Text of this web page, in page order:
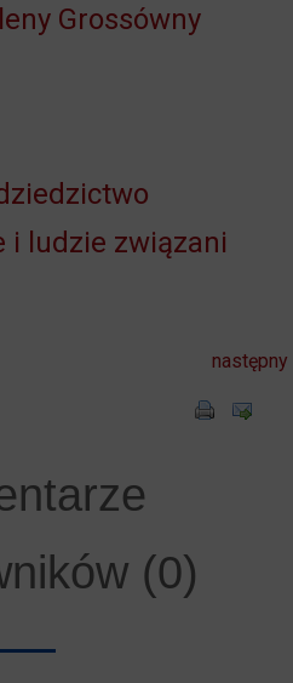
Grossówny
i ludzie związani
następny
(0)